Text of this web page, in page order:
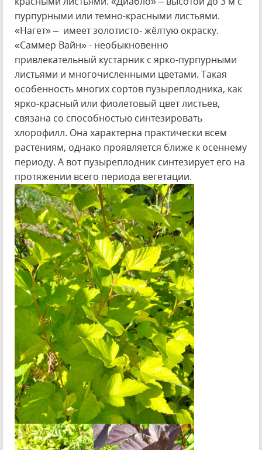
пурпурными или темно-красными листьями.
«Нагет» – имеет золотисто- жёлтую окраску.
«Саммер Вайн» - необыкновенно
привлекательный кустарник с ярко-пурпурными
листьями и многочисленными цветами. Такая
особенность многих сортов пузыреплодника, как
ярко-красный или фиолетовый цвет листьев,
связана со способностью синтезировать
хлорофилл. Она характерна практически всем
растениям, однако проявляется ближе к осеннему
периоду. А вот пузыреплодник синтезирует его на
протяжении всего периода вегетации.